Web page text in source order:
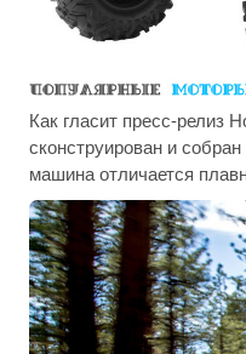
Как гласит пресс-релиз
сконструирован и
машина отличается